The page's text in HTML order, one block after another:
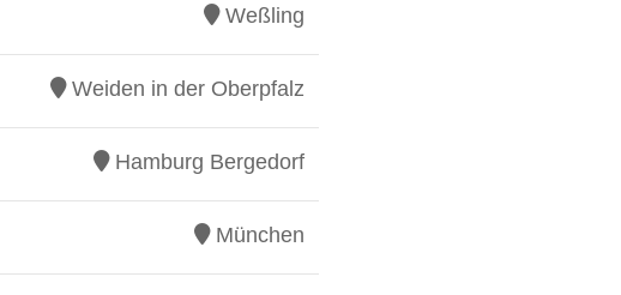
Weßling
Weiden in der Oberpfalz
Hamburg Bergedorf
München